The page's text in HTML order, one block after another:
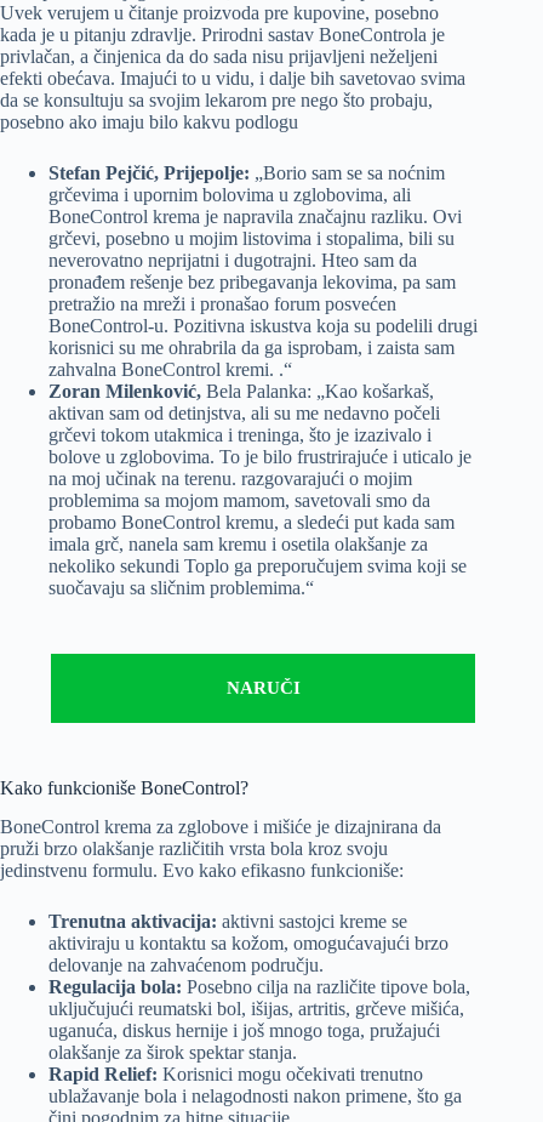
Uvek verujem u čitanje proizvoda pre kupovine, posebno
kada je u pitanju zdravlje. Prirodni sastav BoneControla je
privlačan, a činjenica da do sada nisu prijavljeni neželjeni
efekti obećava. Imajući to u vidu, i dalje bih savetovao svima
da se konsultuju sa svojim lekarom pre nego što probaju,
posebno ako imaju bilo kakvu podlogu
Stefan Pejčić, Prijepolje: „Borio sam se sa noćnim
grčevima i upornim bolovima u zglobovima, ali
BoneControl krema je napravila značajnu razliku. Ovi
grčevi, posebno u mojim listovima i stopalima, bili su
neverovatno neprijatni i dugotrajni. Hteo sam da
pronađem rešenje bez pribegavanja lekovima, pa sam
pretražio na mreži i pronašao forum posvećen
BoneControl-u. Pozitivna iskustva koja su podelili drugi
korisnici su me ohrabrila da ga isprobam, i zaista sam
zahvalna BoneControl kremi. .“
Zoran Milenković, Bela Palanka: „Kao košarkaš,
aktivan sam od detinjstva, ali su me nedavno počeli
grčevi tokom utakmica i treninga, što je izazivalo i
bolove u zglobovima. To je bilo frustrirajuće i uticalo je
na moj učinak na terenu. razgovarajući o mojim
problemima sa mojom mamom, savetovali smo da
probamo BoneControl kremu, a sledeći put kada sam
imala grč, nanela sam kremu i osetila olakšanje za
nekoliko sekundi Toplo ga preporučujem svima koji se
suočavaju sa sličnim problemima.“
NARUČI
Kako funkcioniše BoneControl?
BoneControl krema za zglobove i mišiće je dizajnirana da
pruži brzo olakšanje različitih vrsta bola kroz svoju
jedinstvenu formulu. Evo kako efikasno funkcioniše:
Trenutna aktivacija: aktivni sastojci kreme se
aktiviraju u kontaktu sa kožom, omogućavajući brzo
delovanje na zahvaćenom području.
Regulacija bola: Posebno cilja na različite tipove bola,
uključujući reumatski bol, išijas, artritis, grčeve mišića,
uganuća, diskus hernije i još mnogo toga, pružajući
olakšanje za širok spektar stanja.
Rapid Relief: Korisnici mogu očekivati trenutno
ublažavanje bola i nelagodnosti nakon primene, što ga